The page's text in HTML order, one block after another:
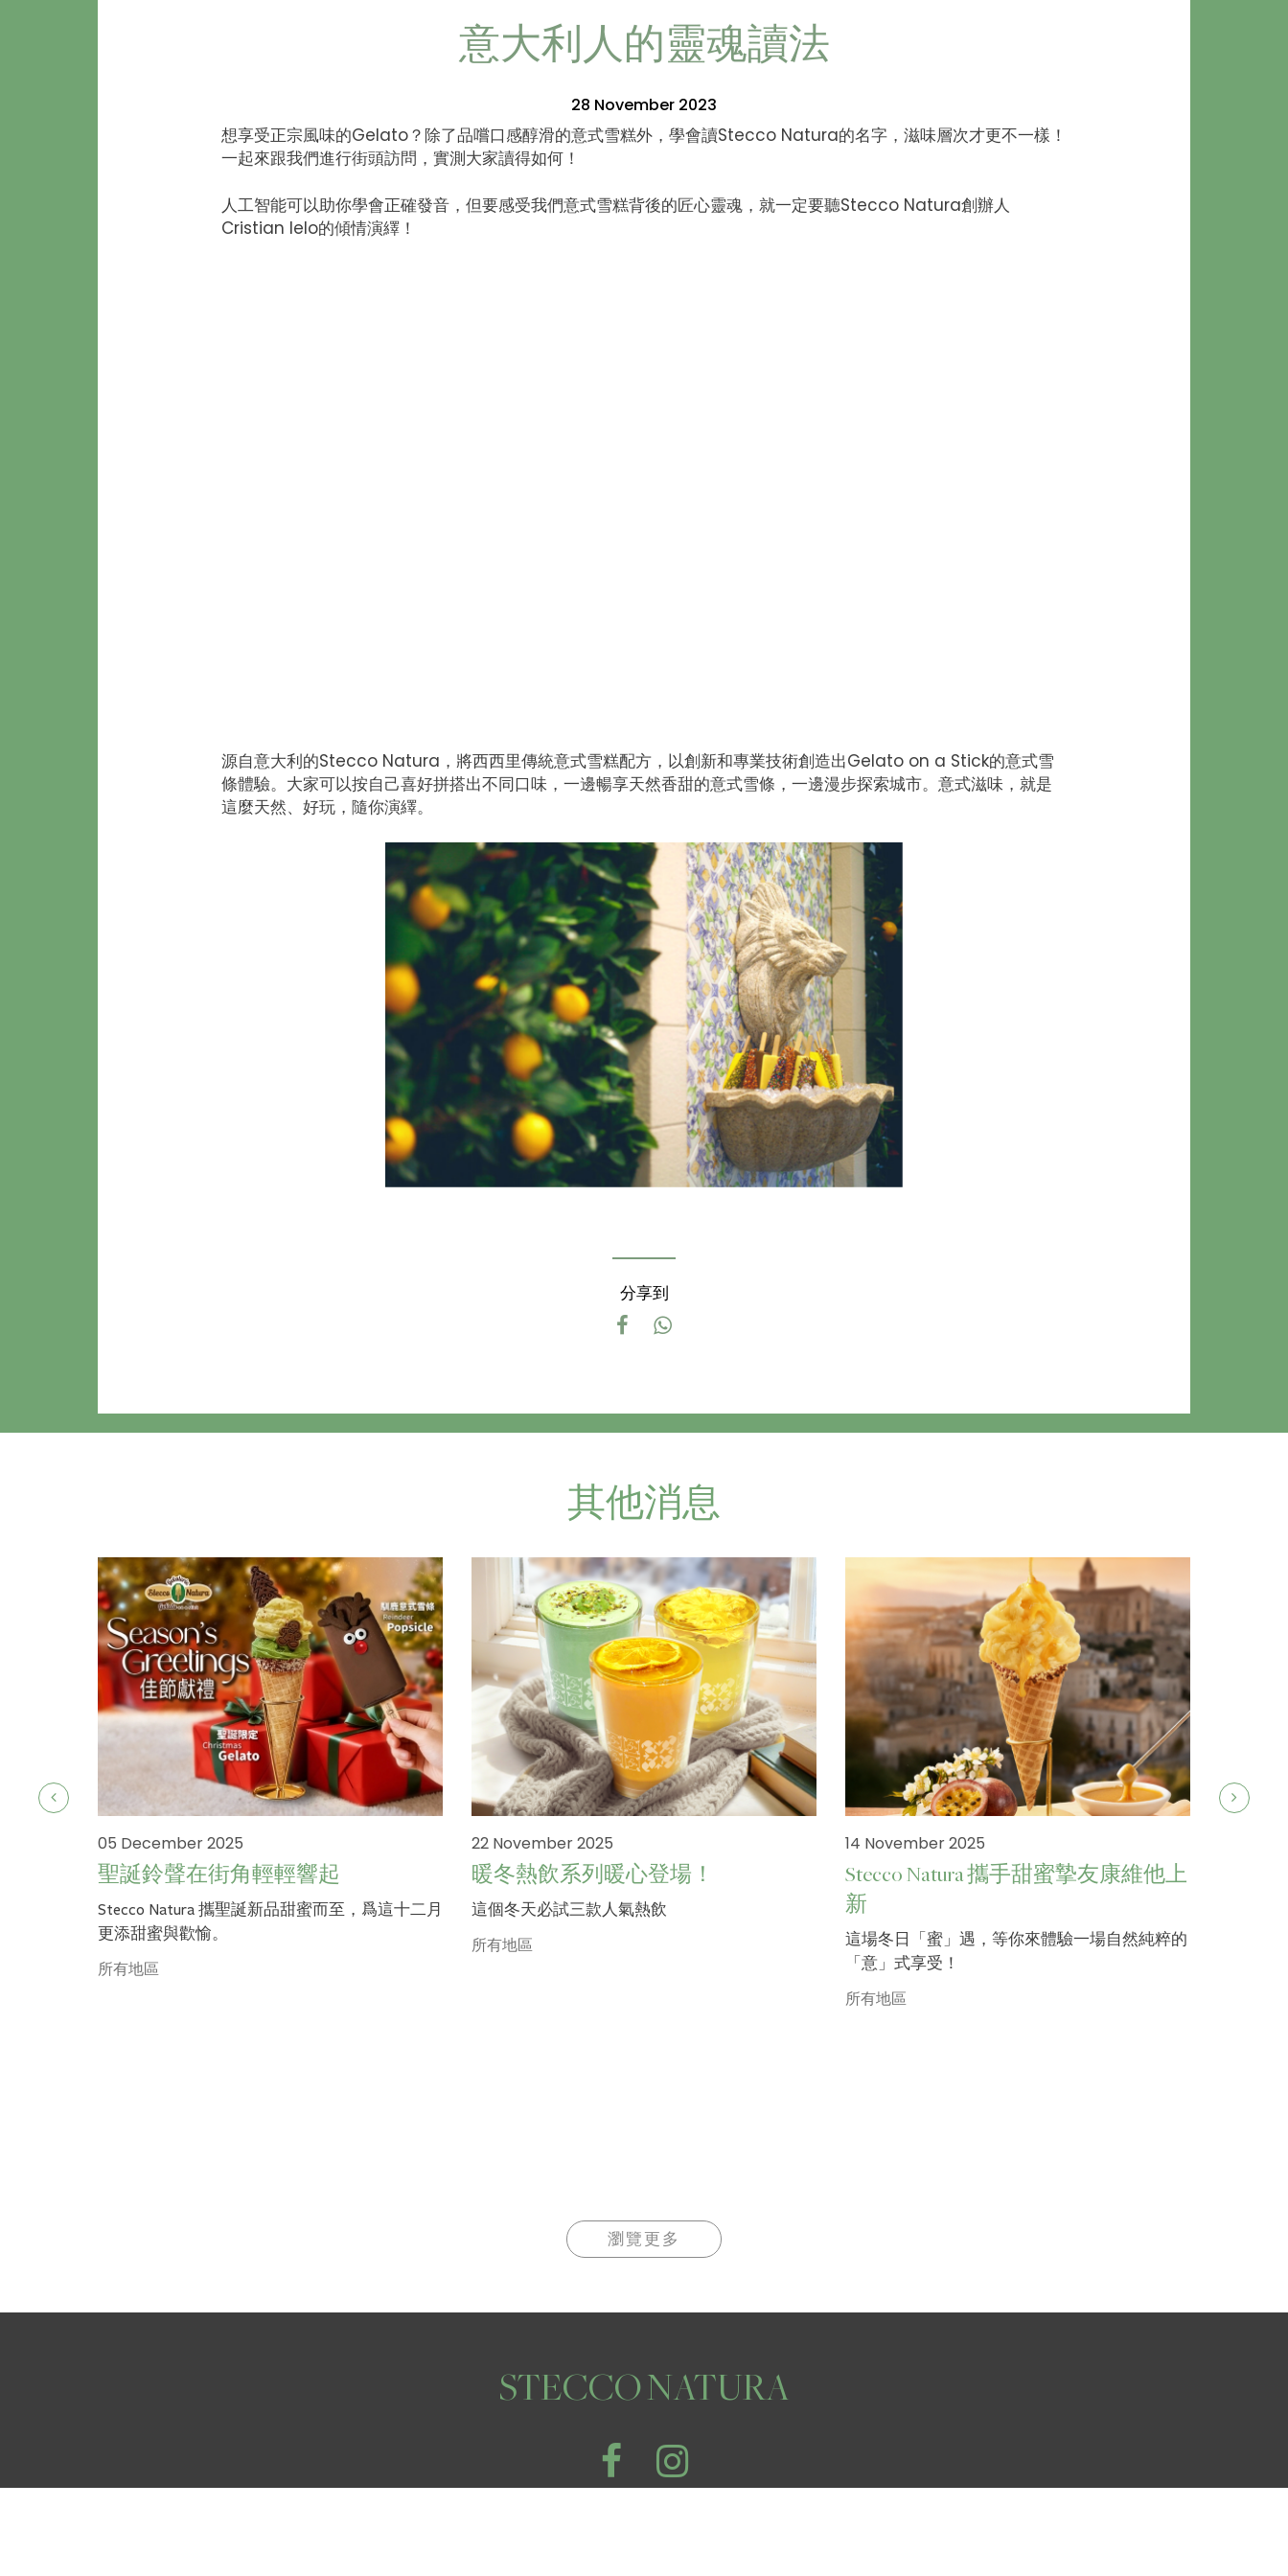
意大利人的靈魂讀法
28 November 2023
想享受正宗風味的Gelato？除了品嚐口感醇滑的意式雪糕外，學會讀Stecco Natura的名字，滋味層次才更不一樣！
​一起來跟我們進行街頭訪問，實測大家讀得如何！
​人工智能可以助你學會正確發音，但要感受我們意式雪糕背後的匠心靈魂，就一定要聽Stecco Natura創辦人
Cristian Ielo的傾情演繹！
源自意大利的Stecco Natura，將西西里傳統意式雪糕配方，以創新和專業技術創造出Gelato on a Stick的意式雪
條體驗。大家可以按自己喜好拼搭出不同口味，一邊暢享天然香甜的意式雪條，一邊漫步探索城市。意式滋味，就是
這麼天然、好玩，隨你演繹。
分享到
其他消息
05 December 2025
聖誕鈴聲在街角輕輕響起
Stecco Natura 攜聖誕新品甜蜜而至，爲這十二月
更添甜蜜與歡愉。
所有地區
22 November 2025
暖冬熱飲系列暖心登場！
這個冬天必試三款人氣熱飲
所有地區
14 November 2025
Stecco Natura 攜手甜蜜摯友康維他上
新
這場冬日「蜜」遇，等你來體驗一場自然純粹的
「意」式享受！
所有地區
瀏覽更多
STECCO NATURA